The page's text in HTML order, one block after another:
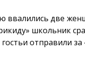
ввалились две
школьник
отправили